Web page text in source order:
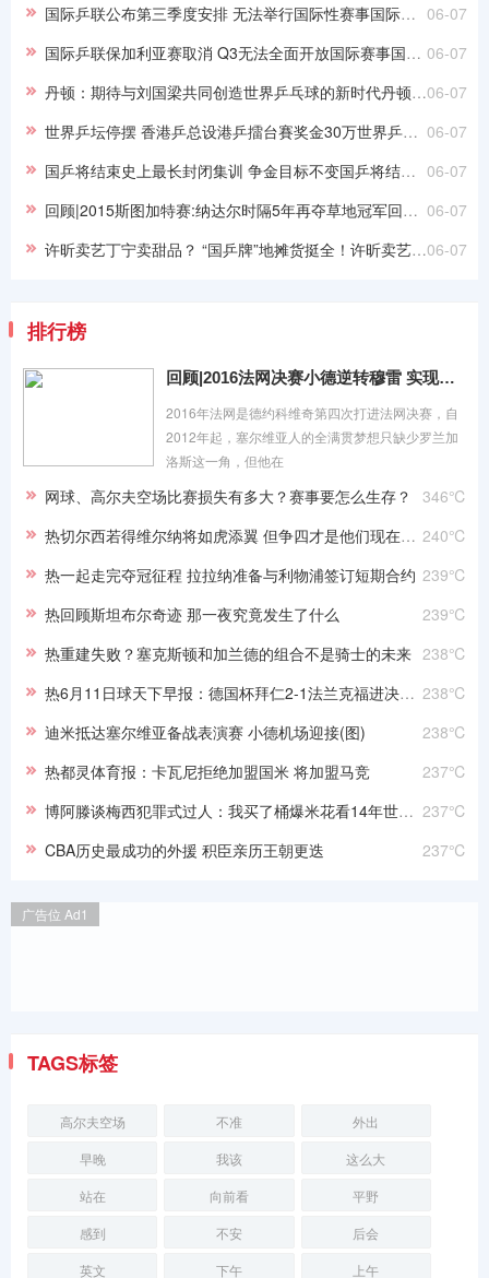
06-07
国际乒联公布第三季度安排 无法举行国际性赛事国际乒联公布第三季度安排 无法举行国际性赛事
06-07
国际乒联保加利亚赛取消 Q3无法全面开放国际赛事国际乒联保加利亚赛取消 Q3无法全面开放国际赛事
06-07
丹顿：期待与刘国梁共同创造世界乒乓球的新时代丹顿：期待与刘国梁共同创造世界乒乓球的新时代
06-07
世界乒坛停摆 香港乒总设港乒擂台賽奖金30万世界乒坛停摆 香港乒总设港乒擂台賽奖金30万
06-07
国乒将结束史上最长封闭集训 争金目标不变国乒将结束史上最长封闭集训 争金目标不变
06-07
回顾|2015斯图加特赛:纳达尔时隔5年再夺草地冠军回顾|2015斯图加特赛:纳达尔时隔5年再夺草地冠军
06-07
许昕卖艺丁宁卖甜品？ “国乒牌”地摊货挺全！许昕卖艺丁宁卖甜品？ “国乒牌”地摊货挺全！
排行榜
回顾|2016法网决赛小德逆转穆雷 实现全满贯伟业
2016年法网是德约科维奇第四次打进法网决赛，自
2012年起，塞尔维亚人的全满贯梦想只缺少罗兰加
洛斯这一角，但他在
346℃
网球、高尔夫空场比赛损失有多大？赛事要怎么生存？
240℃
热切尔西若得维尔纳将如虎添翼 但争四才是他们现在的首要目标
239℃
热一起走完夺冠征程 拉拉纳准备与利物浦签订短期合约
239℃
热回顾斯坦布尔奇迹 那一夜究竟发生了什么
238℃
热重建失败？塞克斯顿和加兰德的组合不是骑士的未来
238℃
热6月11日球天下早报：德国杯拜仁2-1法兰克福进决赛 狼队有意签下武磊
238℃
迪米抵达塞尔维亚备战表演赛 小德机场迎接(图)
237℃
热都灵体育报：卡瓦尼拒绝加盟国米 将加盟马竞
237℃
博阿滕谈梅西犯罪式过人：我买了桶爆米花看14年世界杯决赛
237℃
CBA历史最成功的外援 积臣亲历王朝更迭
广告位 Ad1
TAGS标签
高尔夫空场 不准
外出
早晚
我该
这么大
站在
向前看
平野
感到
不安
后会
英文
下午 上午